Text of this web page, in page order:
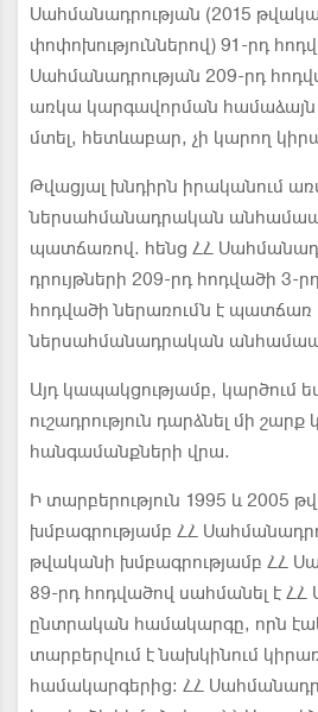
Սահմանադրության (2015
փոփոխություններով) 91-րդ
Սահմանադրության 209-րդ
առկա կարգավորման համաձայն
մտել, հետևաբար, չի կարող
Թվացյալ խնդիրն իրականում
ներսահմանադրական
պատճառով. հենց ՀՀ
դրույթների 209-րդ հոդվածի 3-
հոդվածի ներառումն է պատճառ
ներսահմանադրական
Այդ կապակցությամբ, կարծում
ուշադրություն դարձնել մի շարք
հանգամանքների վրա.
Ի տարբերություն 1995 և 2005
խմբագրությամբ ՀՀ
թվականի խմբագրությամբ ՀՀ
89-րդ հոդվածով սահմանել է ՀՀ
ընտրական համակարգը, որն
տարբերվում է նախկինում
համակարգերից: ՀՀ